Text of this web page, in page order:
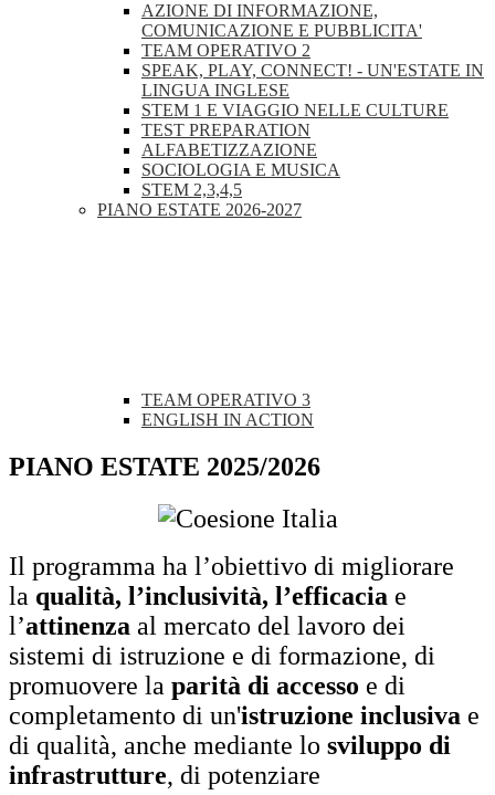
AZIONE DI INFORMAZIONE,
COMUNICAZIONE E PUBBLICITA'
TEAM OPERATIVO 2
SPEAK, PLAY, CONNECT! - UN'ESTATE IN
LINGUA INGLESE
STEM 1 E VIAGGIO NELLE CULTURE
TEST PREPARATION
ALFABETIZZAZIONE
SOCIOLOGIA E MUSICA
STEM 2,3,4,5
PIANO ESTATE 2026-2027
TEAM OPERATIVO 3
ENGLISH IN ACTION
PIANO ESTATE 2025/2026
Il programma ha l’obiettivo di migliorare
la qualità, l’inclusività, l’efficacia e
l’attinenza al mercato del lavoro dei
sistemi di istruzione e di formazione, di
promuovere la parità di accesso e di
completamento di un'istruzione inclusiva e
di qualità, anche mediante lo sviluppo di
infrastrutture, di potenziare